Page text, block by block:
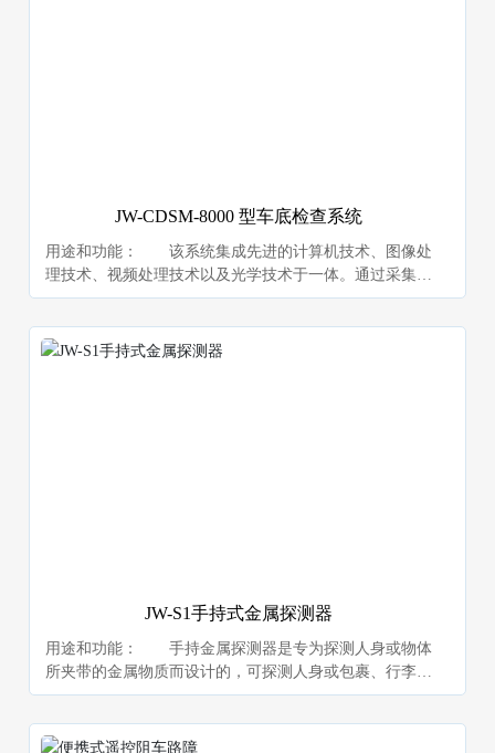
JW-CDSM-8000 型车底检查系统
用途和功能： 该系统集成先进的计算机技术、图像处
理技术、视频处理技术以及光学技术于一体。通过采集、
处理、图像合成等步骤来完成车底的扫描，同时通过设置
存储，方便车辆的识别和检查。
JW-S1手持式金属探测器
用途和功能： 手持金属探测器是专为探测人身或物体
所夹带的金属物质而设计的，可探测人身或包裹、行李、
信件、纺织品等物品内的武器、雷管或其它细小金属。细
W-S1手持金属探测器整体设计轻巧，平衡性好，且质量可